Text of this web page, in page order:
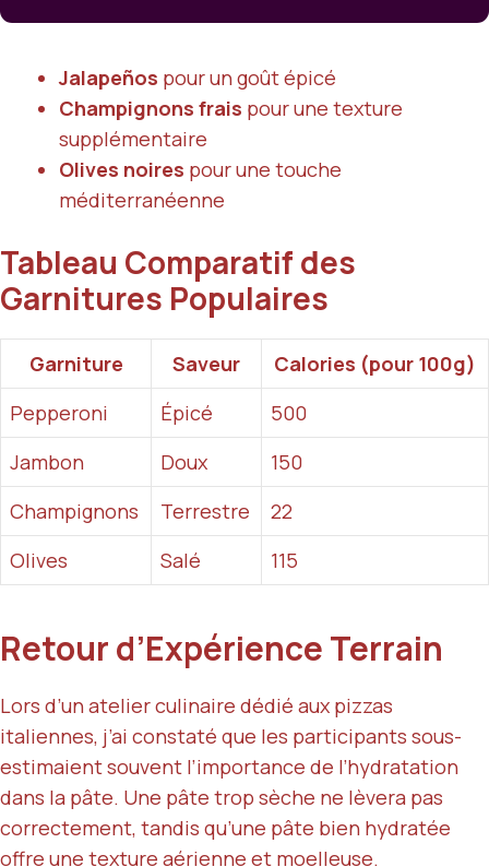
Jalapeños pour un goût épicé
Champignons frais pour une texture
supplémentaire
Olives noires pour une touche
méditerranéenne
Tableau Comparatif des
Garnitures Populaires
Garniture Saveur
Calories (pour 100g)
Pepperoni
Épicé
500
Jambon
Doux
150
Champignons
Terrestre
22
Olives
Salé 115
Retour d’Expérience Terrain
Lors d’un atelier culinaire dédié aux pizzas
italiennes, j’ai constaté que les participants sous-
estimaient souvent l’importance de l’hydratation
dans la pâte. Une pâte trop sèche ne lèvera pas
correctement, tandis qu’une pâte bien hydratée
offre une texture aérienne et moelleuse.